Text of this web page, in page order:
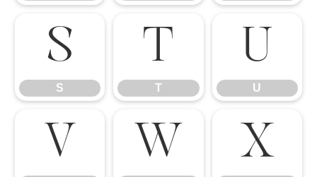
S
S
T
T
U
U
V W X